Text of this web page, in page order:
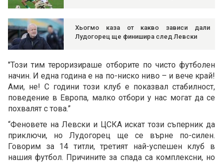
Хьогмо каза от какво зависи дали
Лудогорец ще финишира след Левски
"Този тим тероризираше отборите по чисто футболен
начин. И една година е на по-ниско ниво – и вече край!
Ами, не! С години този клуб е показвал стабилност,
поведение в Европа, малко отбори у нас могат да се
похвалят с това.”
“Феновете на Левски и ЦСКА искат този съперник да
приключи, но Лудогорец ще се върне по-силен.
Говорим за 14 титли, третият най-успешен клуб в
нашия футбол. Причините за спада са комплексни, но